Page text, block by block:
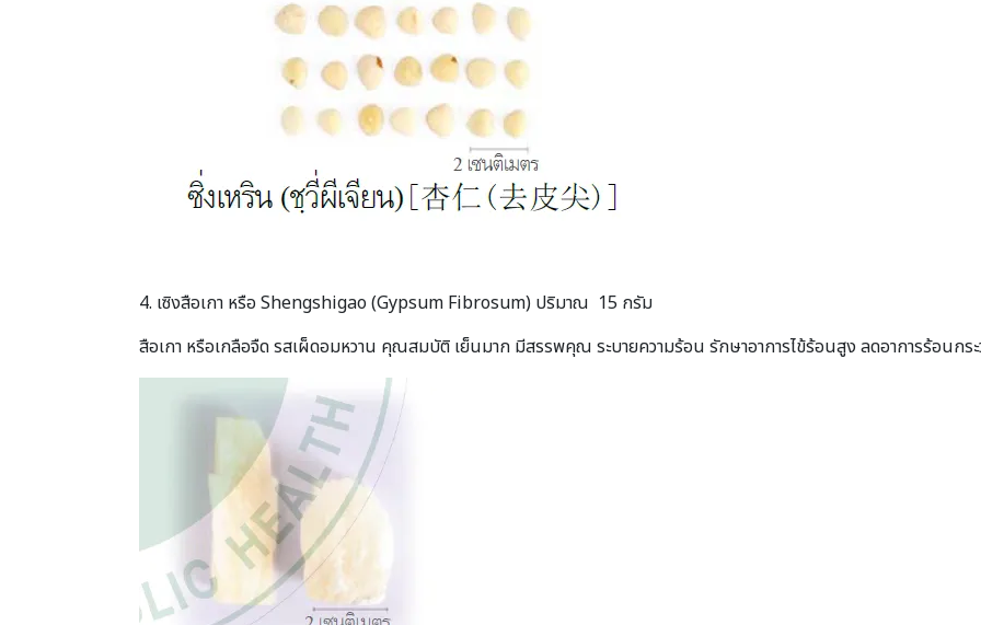
4. เซิงสือเกา หรือ Shengshigao (Gypsum Fibrosum) ปริมาณ 15 กรัม
สือเกา หรือเกลือจืด รสเผ็ดอมหวาน คุณสมบัติ เย็นมาก มีสรรพคุณ ระบายความร้อน รักษาอาการไข้ร้อนสูง ลดอาการร้อนกระ